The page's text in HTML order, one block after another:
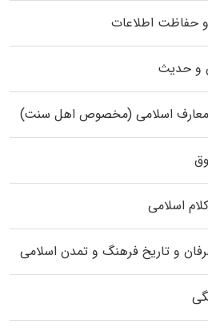
حفاظت اطلاعات
و حدیث
معارف اسلامی (مخصوص اهل سنت)
اسلامی
و تاریخ فرهنگ و تمدن اسلامی